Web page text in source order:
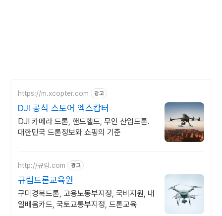
https://m.xcopter.com 광고
DJI 공식 스토어 엑스캅터
DJI 카메라 드론, 핸드헬드, 무인 산업드론.
대한민국 드론정보와 쇼핑의 기준
http://규림.com 광고
규림드론교육원
구미경북드론, 고용노동부지정, 국비지원, 내
일배움카드, 국토교통부지정, 드론교육